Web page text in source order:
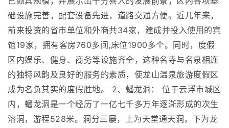
础设施完善，配套设备先进，道路交通方便。近几年来，
前来投资的省市单位和外商共34家，建成并投入使用的宾
馆19家，拥有客房760多间,床位1900多个。同时，度假
区内娱乐、健身、商务等设施齐全，这种名寺与名泉相连
的独特风韵及良好的服务的素质，使龙山温泉旅游度假区
成为名负其实的度假胜地。 2、蟠龙洞： 位于云浮市城区
内，蟠龙洞是一个经历了一亿七千多万年逐渐形成的次生
溶洞，游程528米。洞分三屡，上为天堂通天洞，下为龙